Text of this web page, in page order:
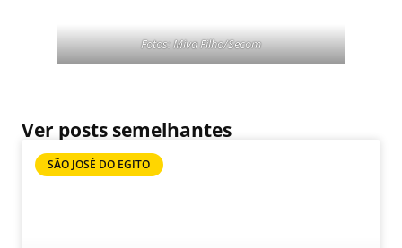
Fotos: Miva Filho/Secom
Ver posts semelhantes
SÃO JOSÉ DO EGITO